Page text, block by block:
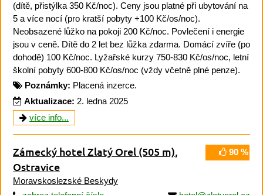
(dítě, přistýlka 350 Kč/noc). Ceny jsou platné při ubytování na
5 a více nocí (pro kratší pobyty +100 Kč/os/noc).
Neobsazené lůžko na pokoji 200 Kč/noc. Povlečení i energie
jsou v ceně. Dítě do 2 let bez lůžka zdarma. Domácí zvíře (po
dohodě) 100 Kč/noc. Lyžařské kurzy 750-830 Kč/os/noc, letní
školní pobyty 600-800 Kč/os/noc (vždy včetně plné penze).
Poznámky: Placená inzerce.
Aktualizace: 2. ledna 2025
více info...
90 %
Zámecký hotel Zlatý Orel (505 m),
Ostravice
Moravskoslezské Beskydy